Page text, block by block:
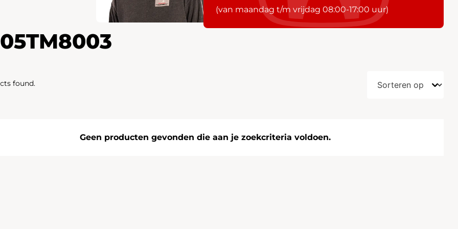
(van maandag t/m vrijdag 08:00-17:00 uur)
found.
Geen producten gevonden die aan je zoekcriteria voldoen.